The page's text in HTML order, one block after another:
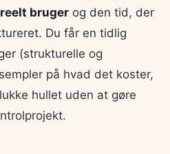
bruger og den tid, der
Du får en tidlig
(strukturelle og
på hvad det koster,
hullet uden at gøre